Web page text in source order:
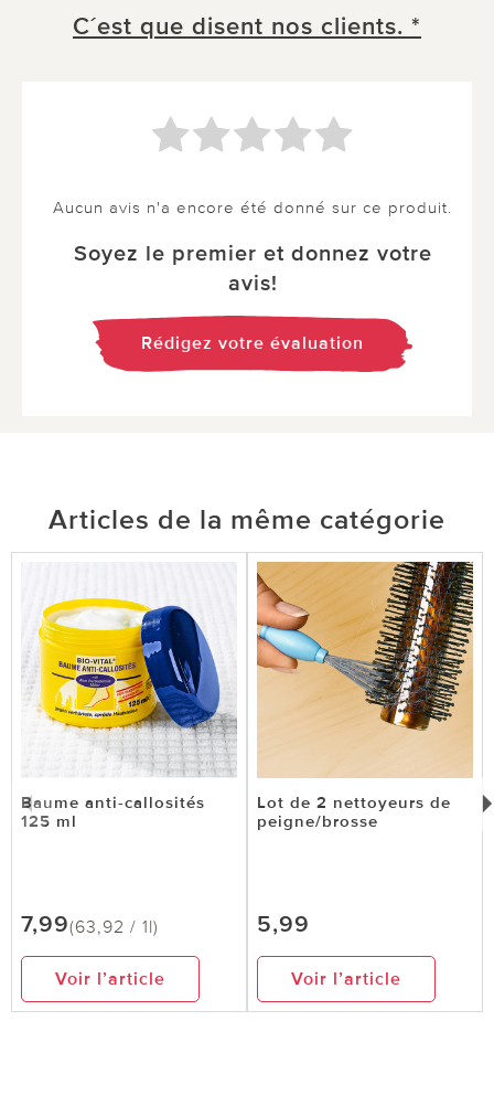
C´est que disent nos clients. *
Aucun avis n'a encore été donné sur ce produit.
Soyez le premier et donnez votre
avis!
Rédigez votre évaluation
Articles de la même catégorie
Baume anti-callosités
125 ml
7,99(63,92 / 1l)
Voir l’article
Lot de 2 nettoyeurs de
peigne/brosse
5,99
Voir l’article